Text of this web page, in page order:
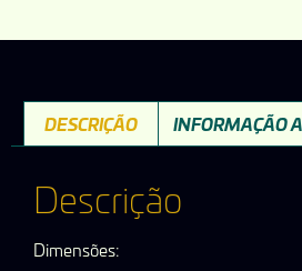
DESCRIÇÃO INFORMAÇÃO
Descrição
Dimensões: